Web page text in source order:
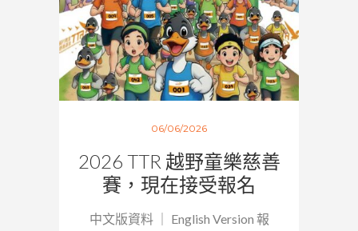
06/06/2026
2026 TTR 越野童樂慈善
賽，現在接受報名
中文版資料 ｜ English Version 報